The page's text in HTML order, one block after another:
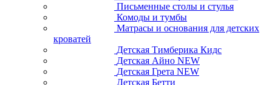
Письменные столы и стулья
Комоды и тумбы
Матрасы и основания для детских
кроватей
Детская Тимберика Кидс
Детская Айно NEW
Детская Грета NEW
Детская Бетти